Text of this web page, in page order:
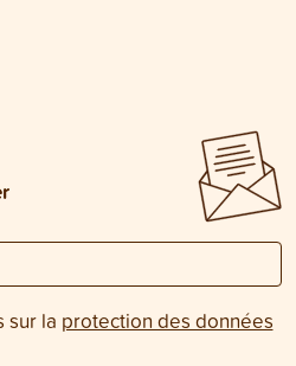
sur la protection des données